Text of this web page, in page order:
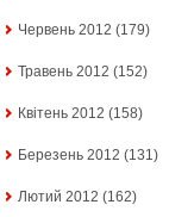
Червень 2012 (179)
Травень 2012 (152)
Квітень 2012 (158)
Березень 2012 (131)
Лютий 2012 (162)